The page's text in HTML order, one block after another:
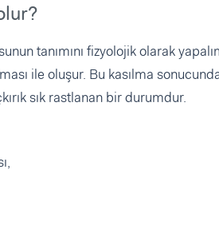
tanımını fizyolojik olarak
ile oluşur. Bu kasılma
sık rastlanan bir durumdur.